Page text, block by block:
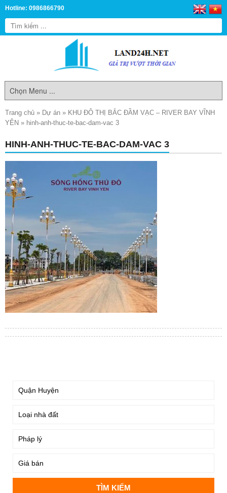
Hotline: 0986866790
Trang chủ » Dự án » KHU ĐÔ THỊ BẮC ĐẦM VẠC – RIVER BAY VĨNH
YÊN » hinh-anh-thuc-te-bac-dam-vac 3
HINH-ANH-THUC-TE-BAC-DAM-VAC 3